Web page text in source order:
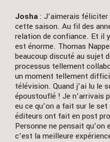
Josha: J’aimerais
cette saison. Au fil des
relation de confiance. Et il
est énorme. Thomas
beaucoup discuté au sujet
processus tellement
un moment tellement
télévision. Quand j’ai lu le
époustouflé ! Je n’arrivais
eu ce qu’on a fait sur le
éditeurs ont fait en post
Personne ne pensait
c’est la meilleure